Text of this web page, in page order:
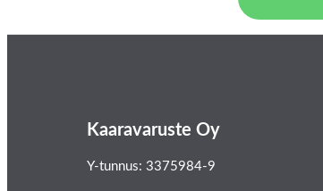
Kaaravaruste Oy
Y-tunnus: 3375984-9